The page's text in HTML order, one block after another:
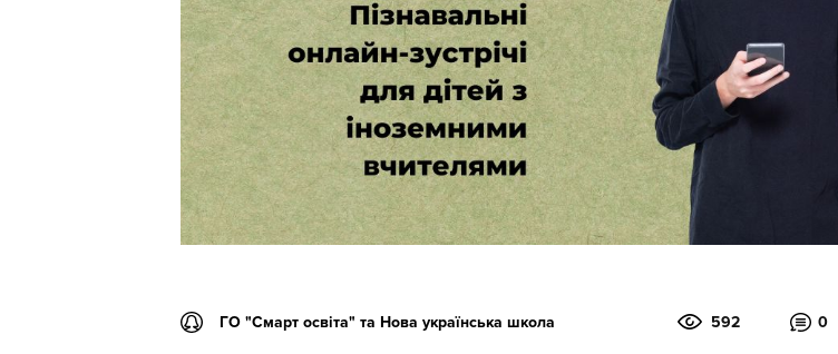
ГО "Смарт освіта" та Нова українська школа 592 0